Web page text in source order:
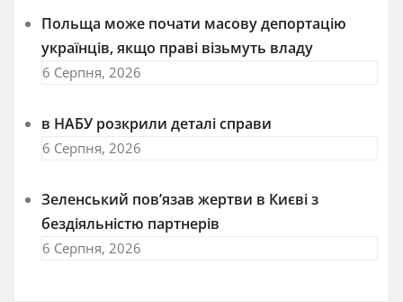
Польща може почати масову депортацію
українців, якщо праві візьмуть владу
6 Серпня, 2026
в НАБУ розкрили деталі справи
6 Серпня, 2026
Зеленський пов’язав жертви в Києві з
бездіяльністю партнерів
6 Серпня, 2026